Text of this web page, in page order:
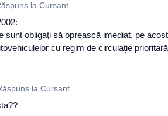
la Cursant
sunt obligaţi să oprească imediat, pe
cu regim de circulaţie
la Cursant